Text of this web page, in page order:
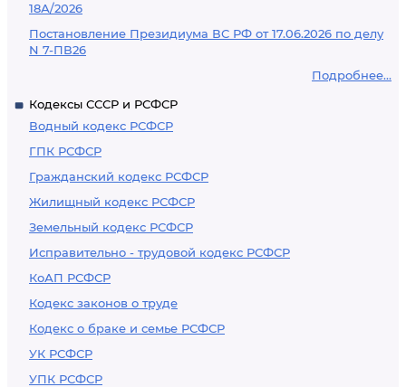
18А/2026
Постановление Президиума ВС РФ от 17.06.2026 по делу
N 7-ПВ26
Подробнее...
Кодексы СССР и РСФСР
Водный кодекс РСФСР
ГПК РСФСР
Гражданский кодекс РСФСР
Жилищный кодекс РСФСР
Земельный кодекс РСФСР
Исправительно - трудовой кодекс РСФСР
КоАП РСФСР
Кодекс законов о труде
Кодекс о браке и семье РСФСР
УК РСФСР
УПК РСФСР